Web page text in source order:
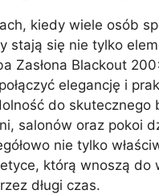
kiedy wiele osób
stają się nie tylko
Zasłona Blackout
elegancję i
do skutecznego
salonów oraz pokoi
nie tylko
którą wnoszą
długi czas.